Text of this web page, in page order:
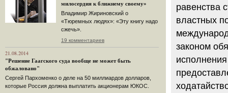
милосердия к ближнему своему»
Владимир Жириновский о
«Тюремных людях»: «Эту книгу надо
сжечь».
19 комментариев
21.08.2014
"Решение Гаагского суда вообще не может быть
обжаловано"
Сергей Пархоменко о деле на 50 миллиардов долларов,
которые Россия должна выплатить акционерам ЮКОС.
равенства
властных
законом